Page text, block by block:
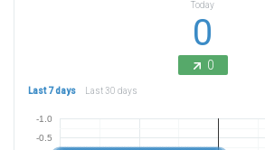
Today
0
0
Last 7 days Last 30 days
-1.0
-0.5